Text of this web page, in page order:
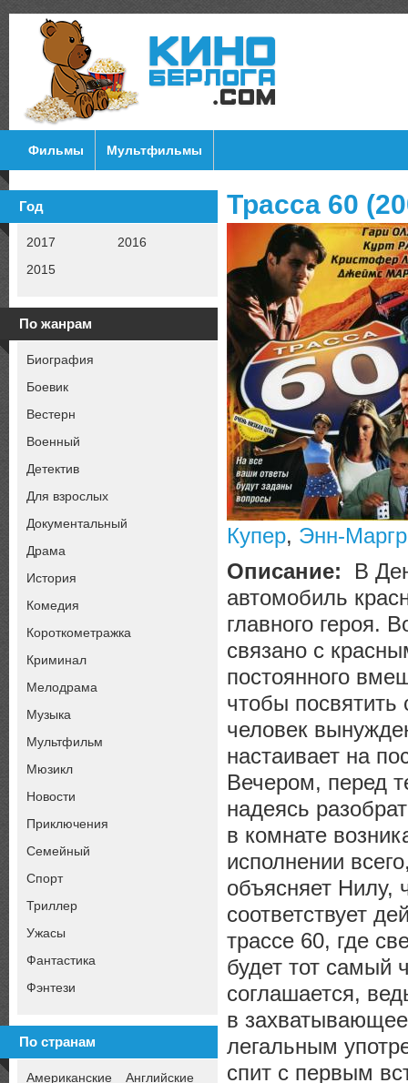
Фильмы Мультфильмы
Год
2017
2016
2015
По жанрам
Биография
Боевик
Вестерн
Военный
Детектив
Для взрослых
Документальный
Драма
История
Комедия
Короткометражка
Криминал
Мелодрама
Музыка
Мультфильм
Мюзикл
Новости
Приключения
Семейный
Спорт
Триллер
Ужасы
Фантастика
Фэнтези
По странам
Американские
Английские
Трасса 60
Купер, Энн-
Описание:
В
автомобиль
главного героя.
связано с
постоянного
чтобы посвятить
человек
настаивает на
Вечером, перед
надеясь
в комнате
исполнении
объясняет Нилу,
соответствует
трассе 60, где
будет тот самый
соглашается,
в
легальным
спит с первым